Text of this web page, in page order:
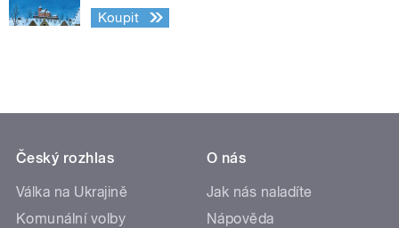
Koupit
Český rozhlas
Válka na Ukrajině
Komunální volby
O nás
Jak nás naladíte
Nápověda